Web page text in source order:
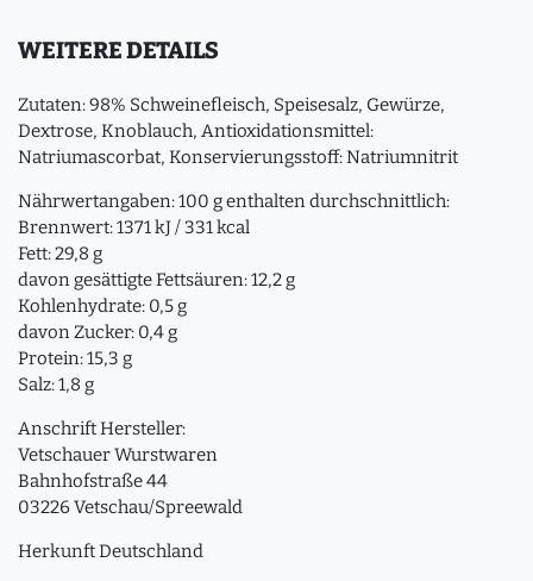
WEITERE DETAILS
Zutaten: 98% Schweinefleisch, Speisesalz, Gewürze,
Dextrose, Knoblauch, Antioxidationsmittel:
Natriumascorbat, Konservierungsstoff: Natriumnitrit
Nährwertangaben: 100 g enthalten durchschnittlich:
Brennwert: 1371 kJ / 331 kcal
Fett: 29,8 g
davon gesättigte Fettsäuren: 12,2 g
Kohlenhydrate: 0,5 g
davon Zucker: 0,4 g
Protein: 15,3 g
Salz: 1,8 g
Anschrift Hersteller:
Vetschauer Wurstwaren
Bahnhofstraße 44
03226 Vetschau/Spreewald
Herkunft Deutschland